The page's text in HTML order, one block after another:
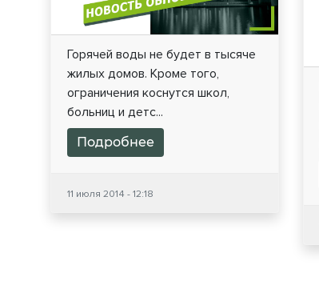
Горячей воды не будет в тысяче
жилых домов. Кроме того,
ограничения коснутся школ,
больниц и детс...
Подробнее
11 июля 2014 - 12:18